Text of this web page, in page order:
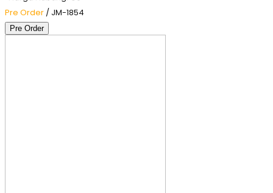
Pre Order / JM-1854
Pre Order